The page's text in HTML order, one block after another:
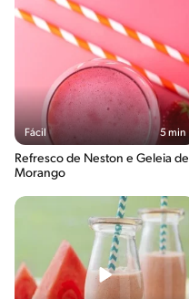
Fácil 5 min
Refresco de Neston e Geleia de
Morango